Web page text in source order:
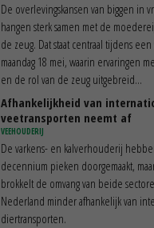
De overlevingskansen van biggen in
hangen sterk samen met de
de zeug. Dat staat centraal tijdens
maandag 18 mei, waarin ervaringen
en de rol van de zeug uitgebreid...
Afhankelijkheid van
veetransporten neemt af
VEEHOUDERIJ
De varkens- en kalverhouderij
decennium pieken doorgemaakt,
brokkelt de omvang van beide
Nederland minder afhankelijk van
diertransporten.